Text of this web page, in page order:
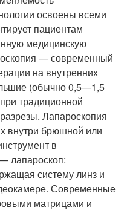
освоены всеми
пациентам
медицинскую
— современный
на внутренних
(обычно 0,5—1,5
традиционной
Лапароскопия
внутри брюшной или
в
лапароскоп:
систему линз и
Современные
матрицами и